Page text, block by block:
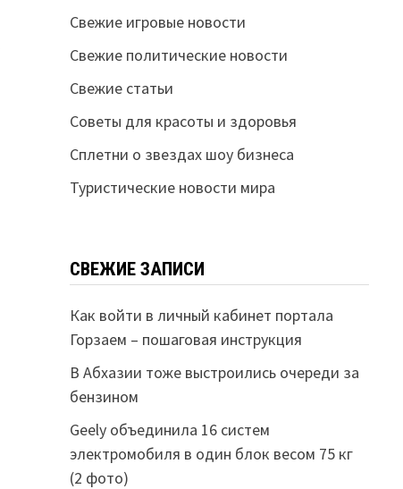
Свежие игровые новости
Свежие политические новости
Свежие статьи
Советы для красоты и здоровья
Сплетни о звездах шоу бизнеса
Туристические новости мира
СВЕЖИЕ ЗАПИСИ
Как войти в личный кабинет портала
Горзаем – пошаговая инструкция
В Абхазии тоже выстроились очереди за
бензином
Geely объединила 16 систем
электромобиля в один блок весом 75 кг
(2 фото)